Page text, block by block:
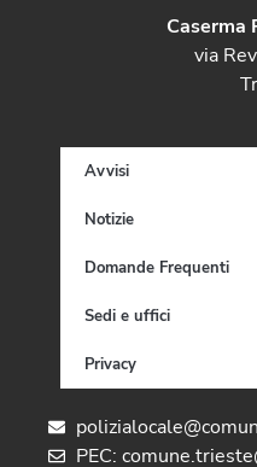
Caserma
via
Avvisi
Notizie
Domande Frequenti
Sedi e uffici
Privacy
PEC: